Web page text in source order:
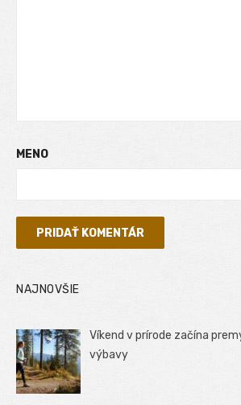
MENO
NAJNOVŠIE
Víkend v prírode začína
výbavy